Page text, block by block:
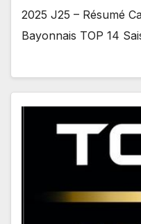
2025 J25 – Résumé
Bayonnais TOP 14